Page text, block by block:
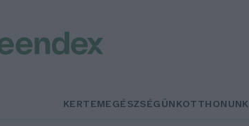
KERTEMEGÉSZSÉGÜNKOTTHONUNK